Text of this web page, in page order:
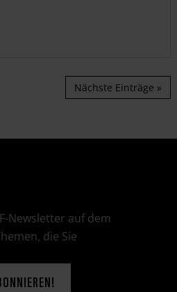
Nächste Einträge »
Newsletter auf dem
die Sie